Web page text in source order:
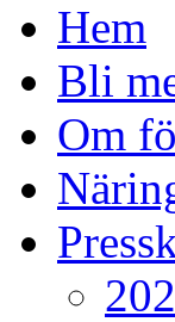
Hem
Bli
Om